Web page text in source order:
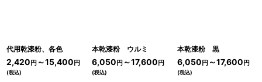
代用乾漆粉、各色
2,420 円 ～15,400 円
(税込)
本乾漆粉 ウルミ
6,050 円 ～17,600 円
(税込)
本乾漆粉 黒
6,050 円 ～17,600 円
(税込)